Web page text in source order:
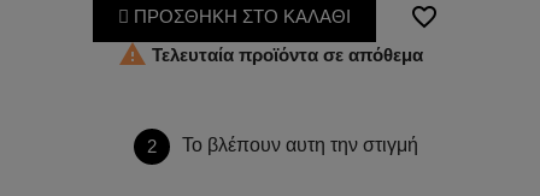
ΠΡΟΣΘΗΚΗ ΣΤΟ ΚΑΛΑΘΙ
favorite_border
 Τελευταία προϊόντα σε απόθεμα
2 Το βλέπουν αυτη την στιγμή